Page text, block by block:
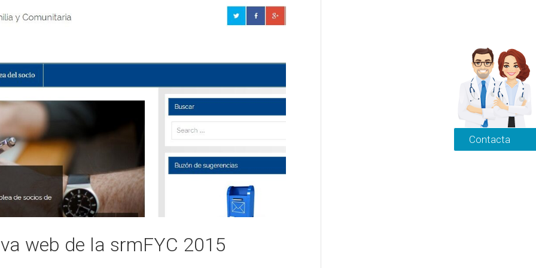
web de la srmFYC 2015
Contacta